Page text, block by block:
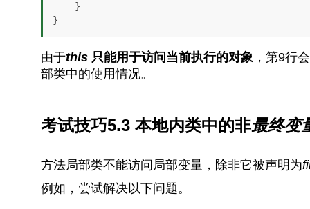
}
由于this 只能用于访问当前执行的对象 ，第9行
部类中的使用情况。
考试技巧5.3 本地内类中的非最终变
方法局部类不能访问局部变量，除非它被声明为
例如，尝试解决以下问题。